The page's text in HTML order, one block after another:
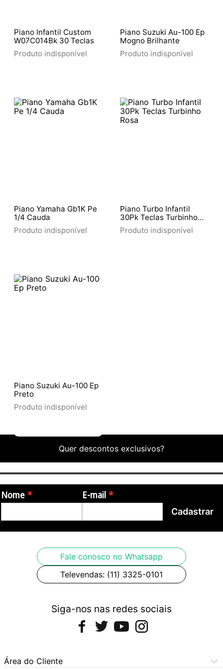
Piano Infantil Custom
W07C014Bk 30 Teclas
Produto indisponível
Piano Suzuki Au-100 Ep
Mogno Brilhante
Produto indisponível
Piano Yamaha Gb1K Pe
1/4 Cauda
Produto indisponível
Piano Turbo Infantil
30Pk Teclas Turbinho
Rosa
Produto indisponível
Piano Suzuki Au-100 Ep
Preto
Produto indisponível
Quer descontos exclusivos?
Nome E-mail
Cadastrar
Fale conosco no Whatsapp
Televendas: (11) 3325-0101
Siga-nos nas redes sociais
Área do Cliente